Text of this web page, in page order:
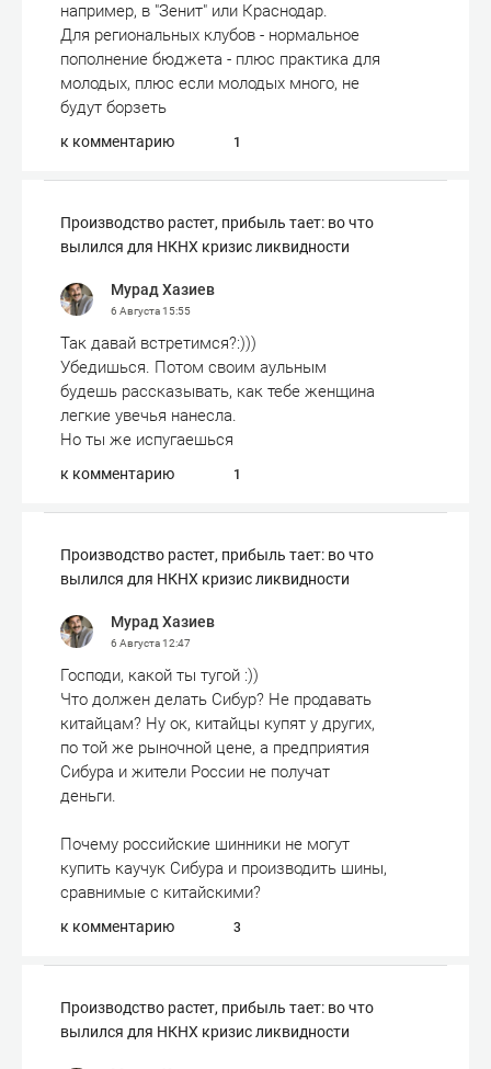
например, в "Зенит" или Краснодар.
Для региональных клубов - нормальное
пополнение бюджета - плюс практика для
молодых, плюс если молодых много, не
будут борзеть
к комментарию 1
Производство растет, прибыль тает: во что
вылился для НКНХ кризис ликвидности
Мурад Хазиев
6 Августа15:55
Так давай встретимся?:)))
Убедишься. Потом своим аульным
будешь рассказывать, как тебе женщина
легкие увечья нанесла.
Но ты же испугаешься
к комментарию 1
Производство растет, прибыль тает: во что
вылился для НКНХ кризис ликвидности
Мурад Хазиев
6 Августа12:47
Господи, какой ты тугой :))
Что должен делать Сибур? Не продавать
китайцам? Ну ок, китайцы купят у других,
по той же рыночной цене, а предприятия
Сибура и жители России не получат
деньги.
Почему российские шинники не могут
купить каучук Сибура и производить шины,
сравнимые с китайскими?
к комментарию 3
Производство растет, прибыль тает: во что
вылился для НКНХ кризис ликвидности